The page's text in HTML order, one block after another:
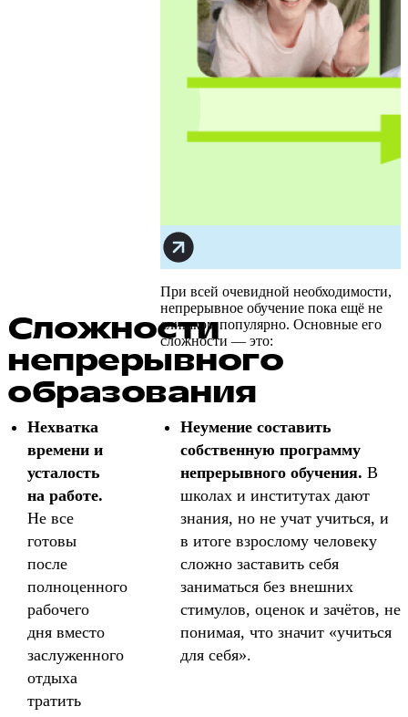
Сложности
непрерывного
образования
При всей очевидной необходимости,
непрерывное обучение пока ещё не
слишком популярно. Основные его
сложности — это:
Нехватка
времени и
усталость
на работе.
Не все
готовы
после
полноценного
рабочего
дня вместо
заслуженного
отдыха
тратить
Неумение составить
собственную программу
непрерывного обучения. В
школах и институтах дают
знания, но не учат учиться, и
в итоге взрослому человеку
сложно заставить себя
заниматься без внешних
стимулов, оценок и зачётов, не
понимая, что значит «учиться
для себя».